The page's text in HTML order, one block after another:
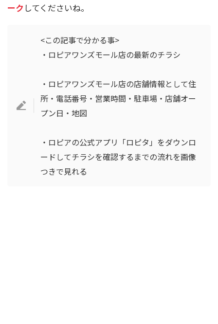
ーク してくださいね。
<この記事で分かる事>
・ロピアワンズモール店の最新のチラシ
・ロピアワンズモール店の店舗情報として住
所・電話番号・営業時間・駐車場・店舗オー
プン日・地図
・ロピアの公式アプリ「ロピタ」をダウンロ
ードしてチラシを確認するまでの流れを画像
つきで見れる